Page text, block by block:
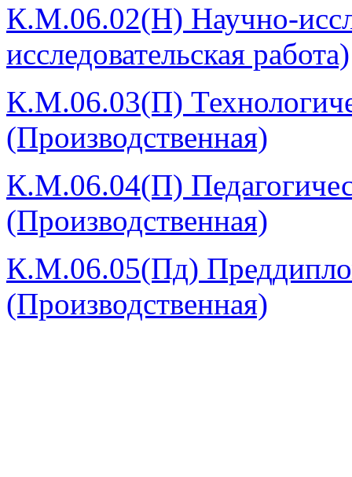
К.М.06.02(Н) Научно-
исследовательская работа)
К.М.06.03(П)
(Производственная)
К.М.06.04(П)
(Производственная)
К.М.06.05(Пд)
(Производственная)